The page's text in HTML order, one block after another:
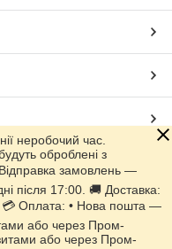
Prom.ua
неробочий час.
оброблені з
замовлень —
після 17:00. 🚚 Доставка:
Оплата: • Нова пошта —
або через Пром-
або через Пром-